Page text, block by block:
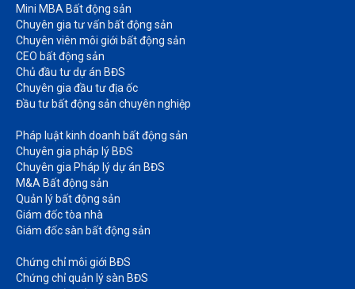
Mini MBA Bất động sản
Chuyên gia tư vấn bất động sản
Chuyên viên môi giới bất động sản​
CEO bất động sản
Chủ đầu tư dự án BĐS
Chuyên gia đầu tư địa ốc​
Đầu tư bất động sản chuyên nghiệp
Pháp luật kinh doanh bất động sản​
Chuyên gia pháp lý BĐS
Chuyên gia Pháp lý dự án BĐS
M&A Bất động sản​
Quản lý bất động sản
Giám đốc tòa nhà​
Giám đốc sàn bất động sản
Chứng chỉ môi giới BĐS​
Chứng chỉ quản lý sàn BĐS